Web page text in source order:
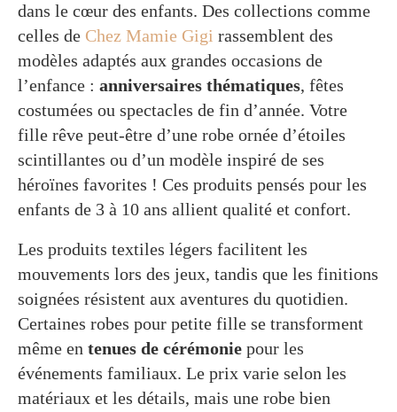
dans le cœur des enfants. Des collections comme
celles de Chez Mamie Gigi rassemblent des
modèles adaptés aux grandes occasions de
l’enfance : anniversaires thématiques, fêtes
costumées ou spectacles de fin d’année. Votre
fille rêve peut-être d’une robe ornée d’étoiles
scintillantes ou d’un modèle inspiré de ses
héroïnes favorites ! Ces produits pensés pour les
enfants de 3 à 10 ans allient qualité et confort.
Les produits textiles légers facilitent les
mouvements lors des jeux, tandis que les finitions
soignées résistent aux aventures du quotidien.
Certaines robes pour petite fille se transforment
même en tenues de cérémonie pour les
événements familiaux. Le prix varie selon les
matériaux et les détails, mais une robe bien